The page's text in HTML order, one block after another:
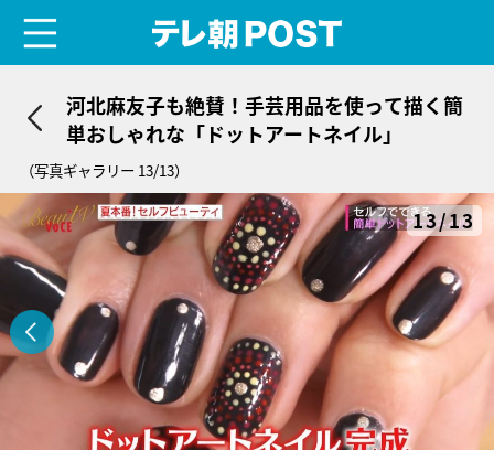
河北麻友子も絶賛！手芸用品を使って描く簡
単おしゃれな「ドットアートネイル」
（写真ギャラリー 13/13）
13/13